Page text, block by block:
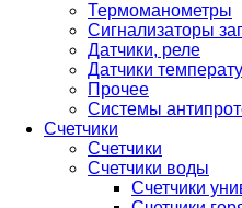
Термоманометры
Сигнализаторы
Датчики, реле
Датчики
Прочее
Системы
Счетчики
Счетчики
Счетчики воды
Счетчики